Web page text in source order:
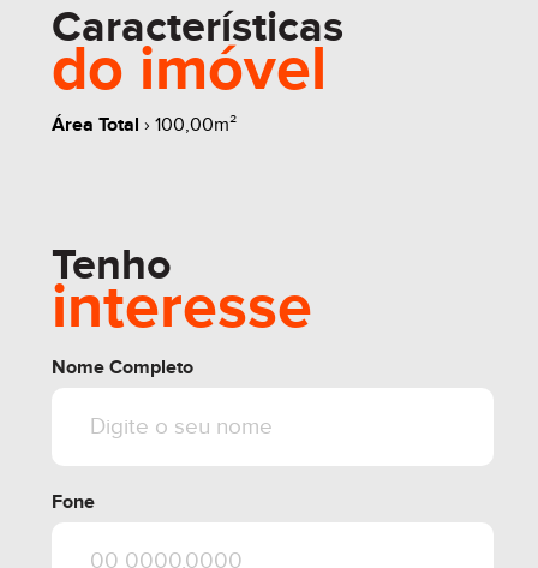
share
Características
do imóvel
Área Total › 100,00m²
Tenho
interesse
Nome Completo
Fone